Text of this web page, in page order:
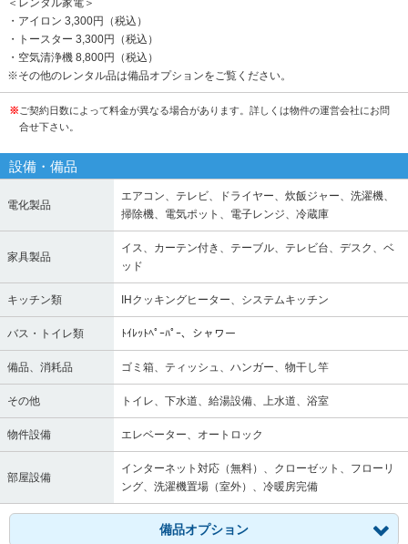
＜レンタル家電＞
・アイロン 3,300円（税込）
・トースター 3,300円（税込）
・空気清浄機 8,800円（税込）
※その他のレンタル品は備品オプションをご覧ください。
※ ご契約日数によって料金が異なる場合があります。詳しくは物件の運営会社にお問
合せ下さい。
設備・備品
電化製品
エアコン、テレビ、ドライヤー、炊飯ジャー、洗濯機、
掃除機、電気ポット、電子レンジ、冷蔵庫
家具製品
イス、カーテン付き、テーブル、テレビ台、デスク、ベ
ッド
キッチン類 IHクッキングヒーター、システムキッチン
バス・トイレ類 ﾄｲﾚｯﾄﾍﾟｰﾊﾟｰ、シャワー
備品、消耗品 ゴミ箱、ティッシュ、ハンガー、物干し竿
その他 トイレ、下水道、給湯設備、上水道、浴室
物件設備 エレベーター、オートロック
部屋設備
インターネット対応（無料）、クローゼット、フローリ
ング、洗濯機置場（室外）、冷暖房完備
備品オプション